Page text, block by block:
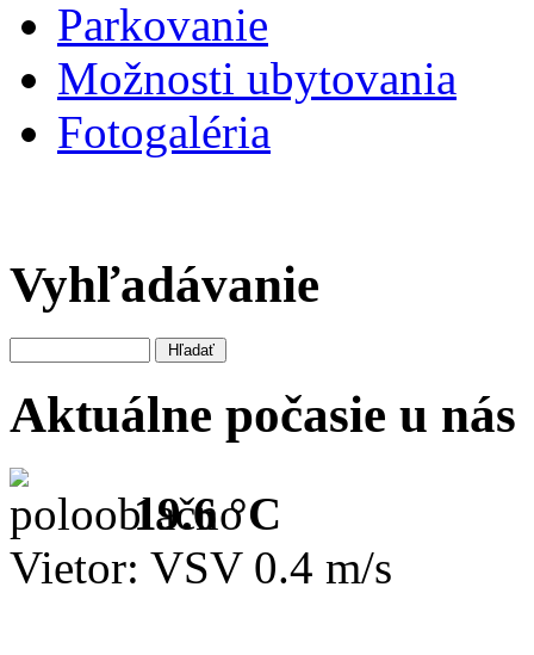
Parkovanie
Možnosti ubytovania
Fotogaléria
Vyhľadávanie
Aktuálne počasie u nás
19.6 °C
Vietor: VSV 0.4 m/s